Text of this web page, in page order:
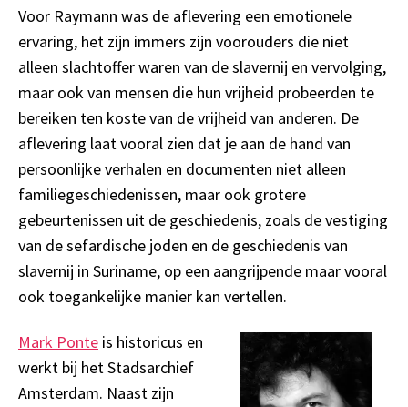
Voor Raymann was de aflevering een emotionele
ervaring, het zijn immers zijn voorouders die niet
alleen slachtoffer waren van de slavernij en vervolging,
maar ook van mensen die hun vrijheid probeerden te
bereiken ten koste van de vrijheid van anderen. De
aflevering laat vooral zien dat je aan de hand van
persoonlijke verhalen en documenten niet alleen
familiegeschiedenissen, maar ook grotere
gebeurtenissen uit de geschiedenis, zoals de vestiging
van de sefardische joden en de geschiedenis van
slavernij in Suriname, op een aangrijpende maar vooral
ook toegankelijke manier kan vertellen.
Mark Ponte is historicus en
werkt bij het Stadsarchief
Amsterdam. Naast zijn